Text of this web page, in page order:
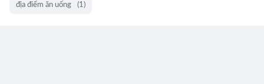
địa điểm ăn uống (1)